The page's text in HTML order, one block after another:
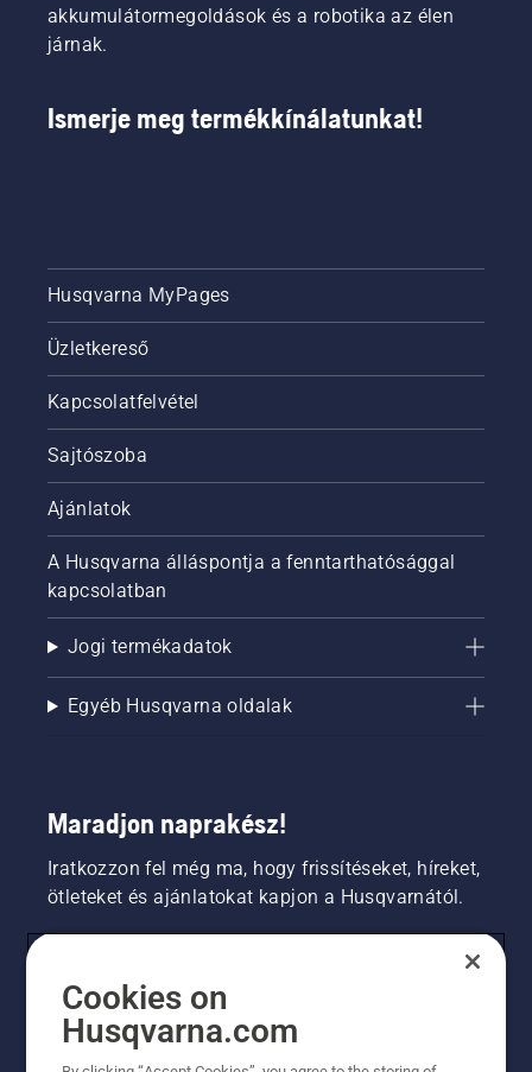
akkumulátormegoldások és a robotika az élen
járnak.
Ismerje meg termékkínálatunkat!
Husqvarna MyPages
Üzletkereső
Kapcsolatfelvétel
Sajtószoba
Ajánlatok
A Husqvarna álláspontja a fenntarthatósággal
kapcsolatban
Jogi termékadatok
Egyéb Husqvarna oldalak
Maradjon naprakész!
Iratkozzon fel még ma, hogy frissítéseket, híreket,
ötleteket és ajánlatokat kapjon a Husqvarnától.
PROFESSZIONÁLIS
Cookies on
Husqvarna.com